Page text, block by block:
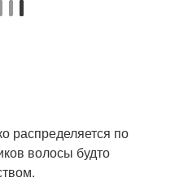
распределяется по
волосы будто